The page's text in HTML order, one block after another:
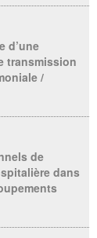
d’une
transmission
/
de
dans